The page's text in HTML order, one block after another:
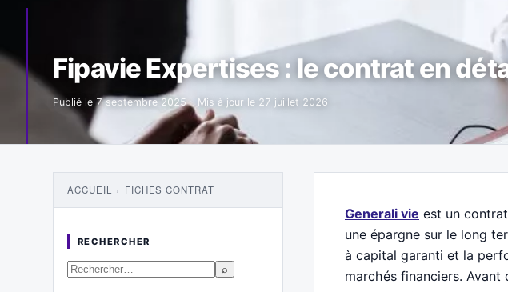
Fipavie Expertises : le contrat en
Publié le 7 septembre 2025- Mis à jour le 27 juillet 2026
Generali vie est un
une épargne sur le long
à capital garanti et la
marchés financiers.
ACCUEIL › FICHES CONTRAT
RECHERCHER
⌕